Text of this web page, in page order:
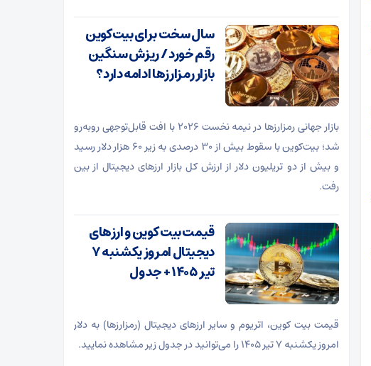
سال سخت برای بیت‌کوین
رقم خورد / ریزش سنگین
بازار رمزارز‌ها ادامه دارد؟
بازار جهانی رمزارز‌ها در نیمه نخست ۲۰۲۶ با افت قابل‌توجهی روبه‌رو
شد؛ بیت‌کوین با سقوط بیش از ۳۰ درصدی به زیر ۶۰ هزار دلار رسید
و بیش از دو تریلیون دلار از ارزش کل بازار ارز‌های دیجیتال از بین
رفت.
قیمت بیت کوین و ارز‌های
دیجیتال امروز یکشنبه ۷
تیر ۱۴۰۵ + جدول
قیمت بیت کوین، اتریوم و سایر ارز‌های دیجیتال (رمزارزها) به دلار
امروز یکشنبه ۷ تیر ۱۴۰۵ را می‌توانید در جدول زیر مشاهده نمایید.